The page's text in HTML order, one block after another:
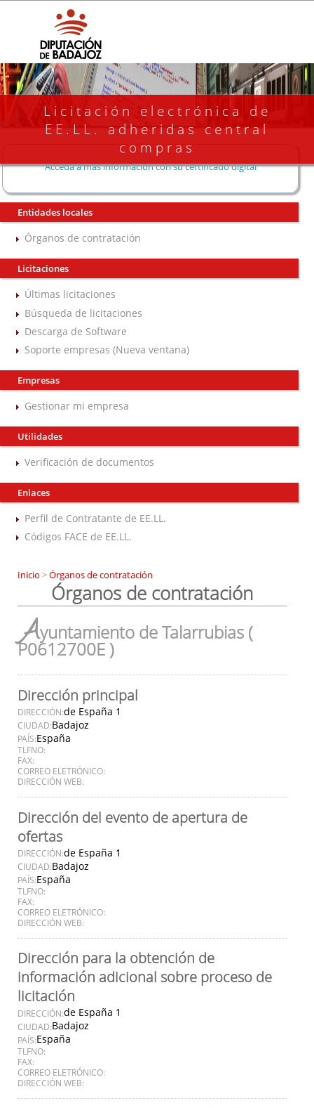
Licitación electrónica de
EE.LL. adheridas central
compras
Acceda a más información con su certificado digital
Entidades locales
Órganos de contratación
Licitaciones
Últimas licitaciones
Búsqueda de licitaciones
Descarga de Software
Soporte empresas (Nueva ventana)
Empresas
Gestionar mi empresa
Utilidades
Verificación de documentos
Enlaces
Perfil de Contratante de EE.LL.
Códigos FACE de EE.LL.
Inicio >Órganos de contratación
Órganos de contratación
Ayuntamiento de Talarrubias (
P0612700E )
Dirección principal
DIRECCIÓN:de España 1
CIUDAD:Badajoz
PAÍS:España
TLFNO:
FAX:
CORREO ELETRÓNICO:
DIRECCIÓN WEB:
Dirección del evento de apertura de
ofertas
DIRECCIÓN:de España 1
CIUDAD:Badajoz
PAÍS:España
TLFNO:
FAX:
CORREO ELETRÓNICO:
DIRECCIÓN WEB:
Dirección para la obtención de
información adicional sobre proceso de
licitación
DIRECCIÓN:de España 1
CIUDAD:Badajoz
PAÍS:España
TLFNO:
FAX:
CORREO ELETRÓNICO:
DIRECCIÓN WEB: